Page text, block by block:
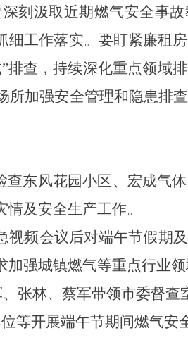
刻汲取近期燃气安全事
工作落实。要盯紧廉租
排查，持续深化重点领域
加强安全管理和隐患排
东风花园小区、宏成气
及安全生产工作。
视频会议后对端午节假期
加强城镇燃气等重点行业
张林、蔡军带领市委督查
等开展端午节期间燃气安